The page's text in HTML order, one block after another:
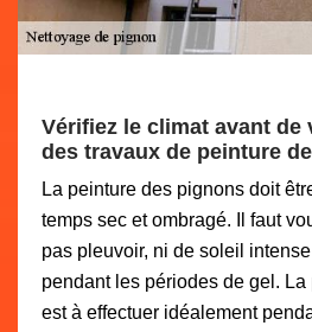
Vérifiez le climat avant de
des travaux de peinture
La peinture des pignons doit
temps sec et ombragé. Il faut
pas pleuvoir, ni de soleil
pendant les périodes de gel.
est à effectuer idéalement